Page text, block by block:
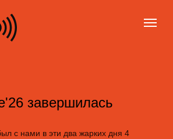
завершилась
с нами в эти два жарких дня 4